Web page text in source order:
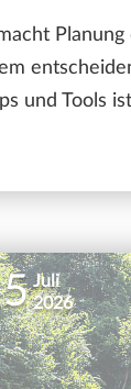
und Tools
Juli
2026